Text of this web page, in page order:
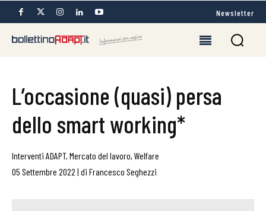
Newsletter
L’occasione (quasi) persa
dello smart working*
Interventi ADAPT, Mercato del lavoro, Welfare
05 Settembre 2022 | di Francesco Seghezzi